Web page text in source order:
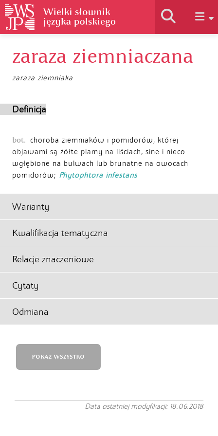
Historia słownika
Autorzy
zaraza ziemniaczana
zaraza ziemniaka
Definicja
bot. choroba ziemniaków i pomidorów, której
objawami są żółte plamy na liściach, sine i nieco
wgłębione na bulwach lub brunatne na owocach
pomidorów; Phytophtora infestans
Warianty
Kwalifikacja tematyczna
Relacje znaczeniowe
Cytaty
Odmiana
POKAŻ WSZYSTKO
Data ostatniej modyfikacji: 18.06.2018